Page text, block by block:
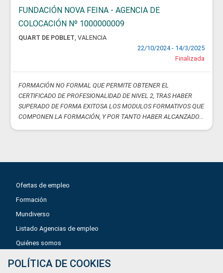
FUNDACIÓN NOVA FEINA - AGENCIA DE
COLOCACIÓN Nº 1000000009
QUART DE POBLET, VALENCIA
22/10/2024 - 14/3/2025
Finalizada
FORMACIÓN NO FORMAL QUE PERMITE OBTENER EL
CERTIFICADO DE PROFESIONALIDAD DE NIVEL 2, TRAS HABER
SUPERADO DE FORMA EXITOSA LOS MODULOS FORMATIVOS QUE
COMPONEN LA FORMACIÓN, Y POR TANTO HABER ALCANZADO...
Ofertas de empleo
Formación
Mundiverso
Listado Agencias de empleo
Quiénes somos
POLÍTICA DE COOKIES